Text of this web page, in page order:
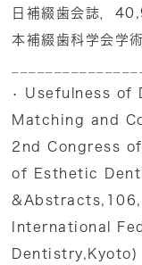
日補綴歯会誌，
本補綴歯科学会学
• Usefulness of
Matching and
2nd Congress
of Esthetic
International
Dentistry,Kyoto)